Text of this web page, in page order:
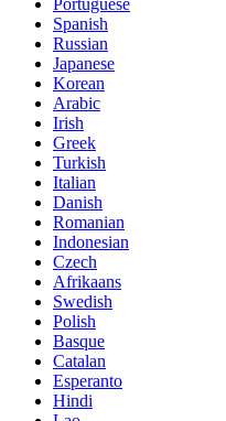
Spanish
Russian
Japanese
Korean
Arabic
Irish
Greek
Turkish
Italian
Danish
Romanian
Indonesian
Czech
Afrikaans
Swedish
Polish
Basque
Catalan
Esperanto
Hindi